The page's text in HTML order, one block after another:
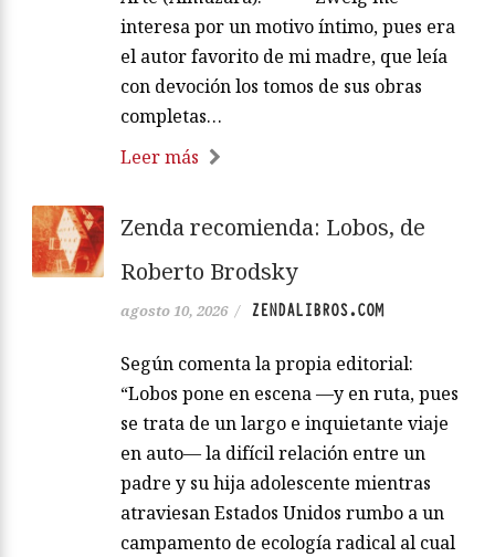
interesa por un motivo íntimo, pues era
el autor favorito de mi madre, que leía
con devoción los tomos de sus obras
completas…
Leer más
Zenda recomienda: Lobos, de
Roberto Brodsky
agosto 10, 2026 / ZENDALIBROS.COM
Según comenta la propia editorial:
“Lobos pone en escena —y en ruta, pues
se trata de un largo e inquietante viaje
en auto— la difícil relación entre un
padre y su hija adolescente mientras
atraviesan Estados Unidos rumbo a un
campamento de ecología radical al cual